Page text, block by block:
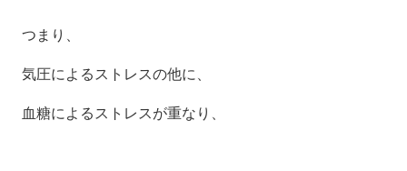
つまり、
気圧によるストレスの他に、
血糖によるストレスが重なり、